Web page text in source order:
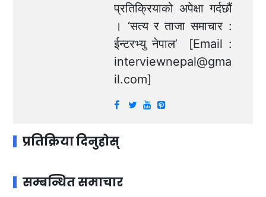
प्रतिक्रियाको अपेक्षा गर्दछौं
। ‘सत्य र ताजा समाचार :
ईन्टरभ्यु नेपाल’ [Email :
interviewnepal@gma
il.com]
प्रतिक्रिया दिनुहोस्
सम्बन्धित समाचार